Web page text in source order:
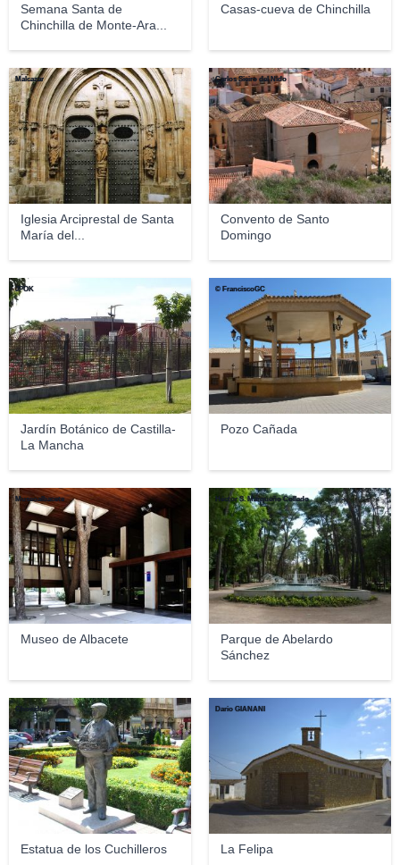
Semana Santa de
Chinchilla de Monte-Ara...
Casas-cueva de Chinchilla
Iglesia Arciprestal de Santa
María del...
Malcazar
Convento de Santo
Domingo
Carlos Sieiro del Nido
Jardín Botánico de Castilla-
La Mancha
JPOK
Pozo Cañada
© FranciscoGC
Museo de Albacete
Museoalbacete
Parque de Abelardo
Sánchez
Héctor S. Marqueño Collado
Estatua de los Cuchilleros
Chowdon
La Felipa
Dario GIANANI